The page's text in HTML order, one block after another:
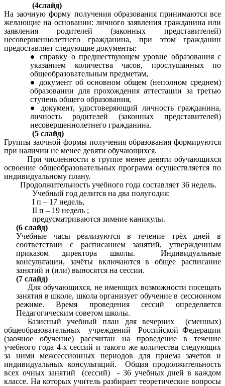
(4слайд)
На заочную форму получения образования принимаются все
желающие на основании: личного заявления гражданина или
заявления родителей (законных представителей)
несовершеннолетнего гражданина, при этом гражданин
предоставляет следующие документы:
справку о предшествующем уровне образования с
указанием количества часов, прослушанных по
общеобразовательным предметам,
документ об основном общем (неполном среднем)
образовании для прохождения аттестации за третью
ступень общего образования,
документ, удостоверяющий личность гражданина,
личность родителей (законных представителей)
несовершеннолетнего гражданина.
(5 слайд)
Группы заочной формы получения образования формируются
при наличии не менее девяти обучающихся.
При численности в группе менее девяти обучающихся
освоение общеобразовательных программ осуществляется по
индивидуальному плану.
Продолжительность учебного года составляет 36 недель.
Учебный год делится на два полугодия:
I п – 17 недель,
II п – 19 недель ;
предусматриваются зимние каникулы.
(6 слайд)
Учебные часы реализуются в течение трёх дней в
соответствии с расписанием занятий, утвержденным
приказом директора школы. Индивидуальные
консультации, зачёты включаются в общее расписание
занятий и (или) выносятся на сессии.
(7 слайд)
Для обучающихся, не имеющих возможности посещать
занятия в школе, школа организует обучение в сессионном
режиме. Время проведения сессий определяется
Педагогическим советом школы.
Базисный учебный план для вечерних (сменных)
общеобразовательных учреждений Российской Федерации
(заочное обучение)рассчитан на проведение в течение
учебного года 4-х сессий и такого же количества следующих
за ними межсессионных периодов для приема зачетов и
индивидуальных консультаций. Общая продолжительность
всех очных занятий (сессий) - 36 учебных дней в каждом
классе. На которых учитель разбирает теоретические вопросы